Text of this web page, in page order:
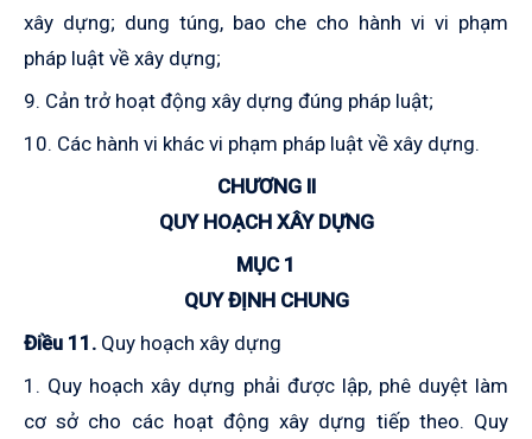
xây dựng; dung túng, bao che cho hành vi vi phạm
pháp luật về xây dựng;
9. Cản trở hoạt động xây dựng đúng pháp luật;
10. Các hành vi khác vi phạm pháp luật về xây dựng.
CHƯƠNG II
QUY HOẠCH XÂY DỰNG
MỤC 1
QUY ĐỊNH CHUNG
Điều 11. Quy hoạch xây dựng
1. Quy hoạch xây dựng phải được lập, phê duyệt làm
cơ sở cho các hoạt động xây dựng tiếp theo. Quy